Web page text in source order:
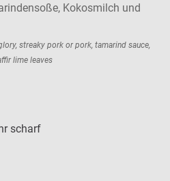
Kokosmilch und
streaky pork or pork, tamarind sauce,
lime leaves
scharf